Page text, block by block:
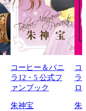
コーヒー＆バニ
ラ12・5 公式フ
ァンブック
朱神宝
コ
ラ
ロ
朱